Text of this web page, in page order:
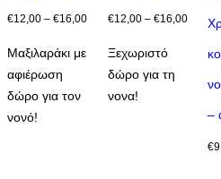
επιλογές
επιλεγούν
στη
€12,00 – €16,00Price
€12,00
through
€16,00
Μαξιλαράκι με
αφιέρωση
δώρο για τον
νονό!
επιλογές
επιλεγούν
€12,00 – €16,00Price
€12,00
Ξεχωριστό
δώρο για τη
νονα!
έχει
–
€